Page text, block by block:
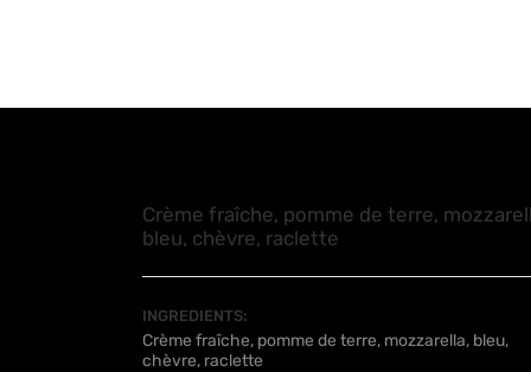
Crème fraîche, pomme de terre,
bleu, chèvre, raclette
INGREDIENTS:
Crème fraîche, pomme de terre, mozzarella, bleu,
chèvre, raclette